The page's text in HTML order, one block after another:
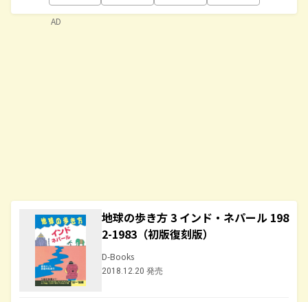
地球の歩き方 3 インド・ネパール 198
2-1983（初版復刻版）
D-Books
2018.12.20 発売
AD